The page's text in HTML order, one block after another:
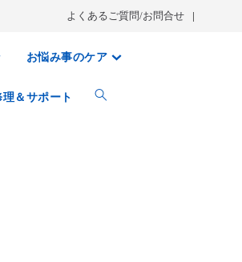
よくあるご質問/お問合せ
お悩み事のケア
理＆サポート